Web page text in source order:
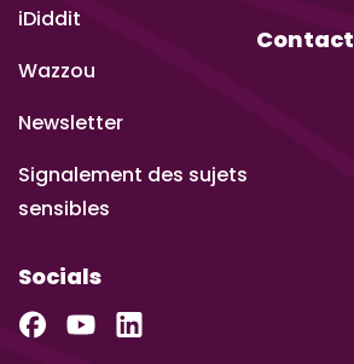
iDiddit
Wazzou
Newsletter
Signalement des sujets
sensibles
Contact
Socials